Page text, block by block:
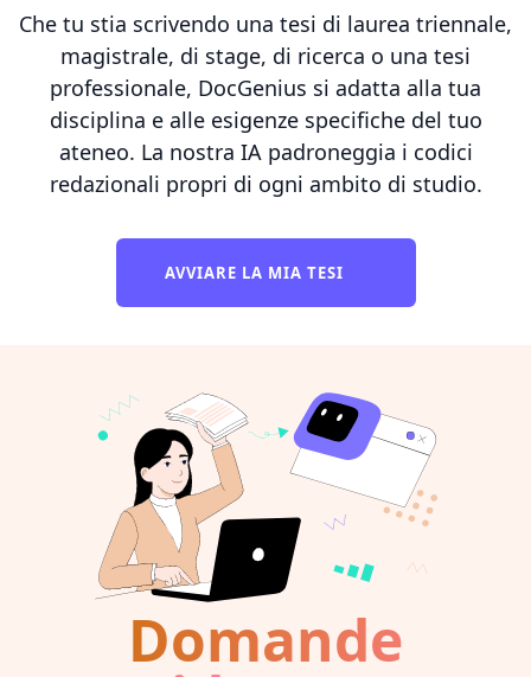
Che tu stia scrivendo una tesi di laurea triennale,
magistrale, di stage, di ricerca o una tesi
professionale, DocGenius si adatta alla tua
disciplina e alle esigenze specifiche del tuo
ateneo. La nostra IA padroneggia i codici
redazionali propri di ogni ambito di studio.
AVVIARE LA MIA TESI
Domande